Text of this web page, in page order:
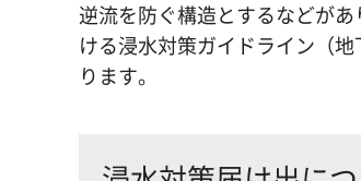
逆流を防ぐ構造とするなどが
ける浸水対策ガイドライン（
ります。